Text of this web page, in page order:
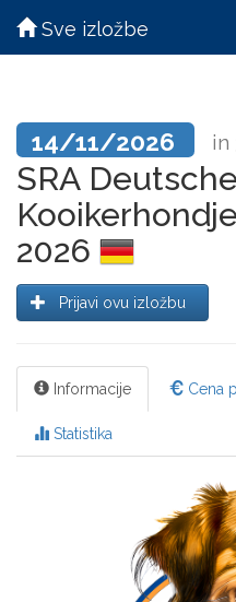
Sve izložbe
14/11/2026 in
SRA
2026
Prijavi ovu izložbu
Informacije Cena
Statistika